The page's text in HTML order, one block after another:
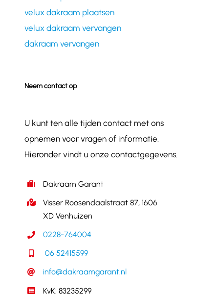
velux dakraam plaatsen
velux dakraam vervangen
dakraam vervangen
Neem contact op
U kunt ten alle tijden contact met ons
opnemen voor vragen of informatie.
Hieronder vindt u onze contactgegevens.
Dakraam Garant
Visser Roosendaalstraat 87, 1606
XD Venhuizen
0228-764004
06 52415599
info@dakraamgarant.nl
KvK: 83235299